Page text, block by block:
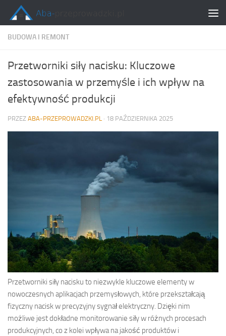
Skip to content
BUDOWA I REMONT
Przetworniki siły nacisku: Kluczowe
zastosowania w przemyśle i ich wpływ na
efektywność produkcji
PRZEZ ABA-PRZEPROWADZKI.PL · 18 PAŹDZIERNIKA 2025
Przetworniki siły nacisku to niezwykle kluczowe elementy w
nowoczesnych aplikacjach przemysłowych, które przekształcają
fizyczny nacisk w precyzyjny sygnał elektryczny. Dzięki nim
możliwe jest dokładne monitorowanie siły w różnych procesach
produkcyjnych, co z kolei wpływa na jakość produktów i